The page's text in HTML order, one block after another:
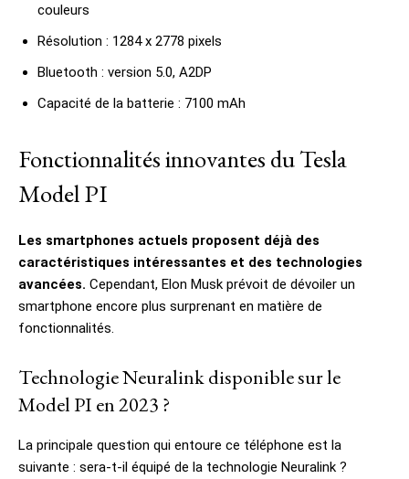
couleurs
Résolution : 1284 x 2778 pixels
Bluetooth : version 5.0, A2DP
Capacité de la batterie : 7100 mAh
Fonctionnalités innovantes du Tesla
Model PI
Les smartphones actuels proposent déjà des
caractéristiques intéressantes et des technologies
avancées. Cependant, Elon Musk prévoit de dévoiler un
smartphone encore plus surprenant en matière de
fonctionnalités.
Technologie Neuralink disponible sur le
Model PI en 2023 ?
La principale question qui entoure ce téléphone est la
suivante : sera-t-il équipé de la technologie Neuralink ?